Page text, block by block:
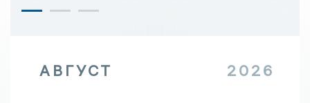
АВГУСТ 2026